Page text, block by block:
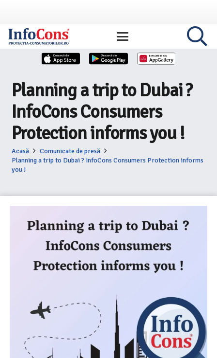
Planning a trip to Dubai ?
InfoCons Consumers
Protection informs you !
Acasă
Comunicate de presă
Planning a trip to Dubai ? InfoCons Consumers Protection informs
you !